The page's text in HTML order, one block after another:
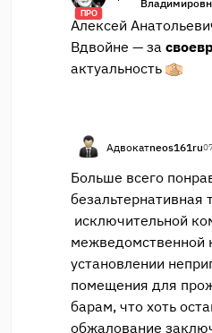
ПРО
Алексей
Вдвойне — за
актуальность
Адвокатneos161ru
Больше всего
безальтернативная
исключительной
межведомственной
установлении
помещения для
барам, что хоть
обжалование